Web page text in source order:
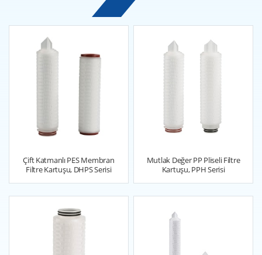
Çift Katmanlı PES Membran
Filtre Kartuşu, DHPS Serisi
Mutlak Değer PP Pliseli Filtre
Kartuşu, PPH Serisi